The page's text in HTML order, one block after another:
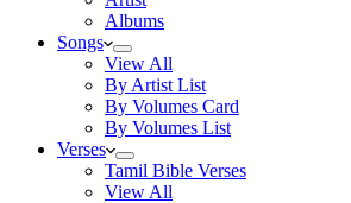
Albums
Songs
View All
By Artist List
By Volumes Card
By Volumes List
Verses
Tamil Bible Verses
View All